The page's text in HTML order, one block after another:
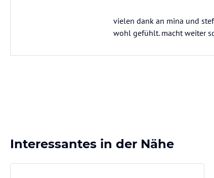
vielen dank an mina und
wohl gefühlt. macht weiter
Interessantes in der Nähe